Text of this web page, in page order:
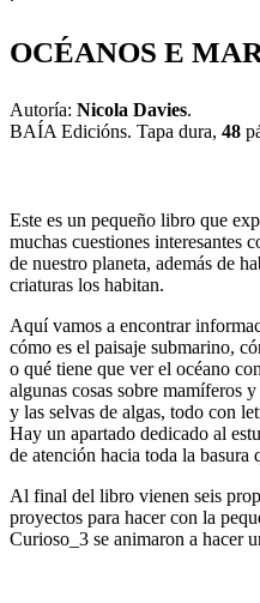
OCÉANOS E
Autoría: Nicola Davies.
BAÍA Edicións. Tapa dura, 48
Este es un pequeño libro que
muchas cuestiones interesantes
de nuestro planeta, además de
criaturas los habitan.
Aquí vamos a encontrar
cómo es el paisaje submarino,
o qué tiene que ver el océano
algunas cosas sobre mamíferos
y las selvas de algas, todo con
Hay un apartado dedicado al
de atención hacia toda la basura
Al final del libro vienen seis
proyectos para hacer con la
Curioso_3 se animaron a hacer